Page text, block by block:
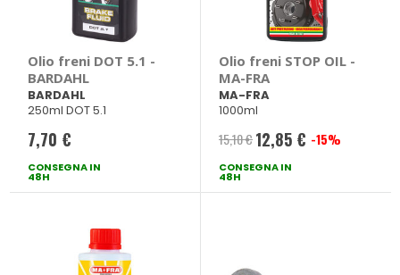
Olio freni DOT 5.1 -
BARDAHL
BARDAHL
250ml DOT 5.1
7,70 €
CONSEGNA IN
48H
Olio freni STOP OIL -
MA-FRA
MA-FRA
1000ml
15,10 € Prezzo
speciale
12,85 € -15%
CONSEGNA IN
48H